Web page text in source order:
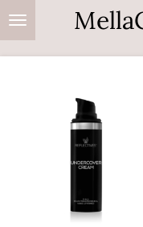
Ga
direct
hoofdinhoud